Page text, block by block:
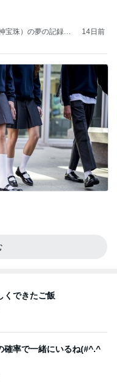
宝珠）の夢の記録
14日前
くできたご飯
確率で一緒にいるね(#^.^